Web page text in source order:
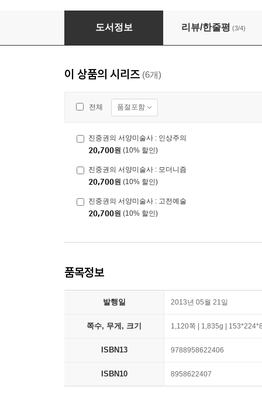
진중권의 서양미술사 세트
도서정보 리뷰/한줄평 (3/4)
이 상품의 시리즈 (6개)
전체 품절포함
진중권의 서양미술사 : 인상주의
20,700원 (10% 할인)
진중권의 서양미술사 : 모더니즘
20,700원 (10% 할인)
진중권의 서양미술사 : 고전예술
20,700원 (10% 할인)
품목정보
발행일 2013년 05월 21일
쪽수, 무게, 크기 1,120쪽 | 1,835g |
ISBN13 9788958622406
ISBN10 8958622407